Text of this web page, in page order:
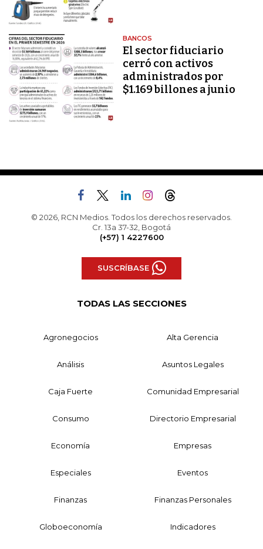
BANCOS
El sector fiduciario
cerró con activos
administrados por
$1.169 billones a junio
© 2026, RCN Medios. Todos los derechos reservados.
Cr. 13a 37-32, Bogotá
(+57) 1 4227600
SUSCRÍBASE
TODAS LAS SECCIONES
Agronegocios Alta Gerencia
Análisis Asuntos Legales
Caja Fuerte Comunidad Empresarial
Consumo Directorio Empresarial
Economía Empresas
Especiales Eventos
Finanzas Finanzas Personales
Globoeconomía Indicadores